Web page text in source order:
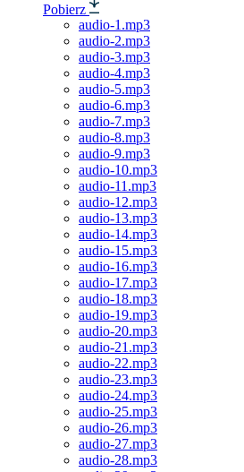
Pobierz
audio-1.mp3
audio-2.mp3
audio-3.mp3
audio-4.mp3
audio-5.mp3
audio-6.mp3
audio-7.mp3
audio-8.mp3
audio-9.mp3
audio-10.mp3
audio-11.mp3
audio-12.mp3
audio-13.mp3
audio-14.mp3
audio-15.mp3
audio-16.mp3
audio-17.mp3
audio-18.mp3
audio-19.mp3
audio-20.mp3
audio-21.mp3
audio-22.mp3
audio-23.mp3
audio-24.mp3
audio-25.mp3
audio-26.mp3
audio-27.mp3
audio-28.mp3